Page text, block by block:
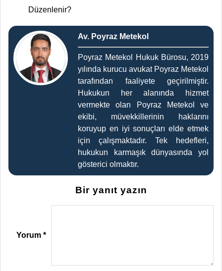
Düzenlenir?
Av. Poyraz Metekol
Poyraz Metekol Hukuk Bürosu, 2019
yılında kurucu avukat Poyraz Metekol
tarafından faaliyete geçirilmiştir.
Hukukun her alanında hizmet
vermekte olan Poyraz Metekol ve
ekibi, müvekkillerinin haklarını
koruyup en iyi sonuçları elde etmek
için çalışmaktadır. Tek hedefleri,
hukukun karmaşık dünyasında yol
gösterici olmaktır.
Bir yanıt yazın
Yorum*